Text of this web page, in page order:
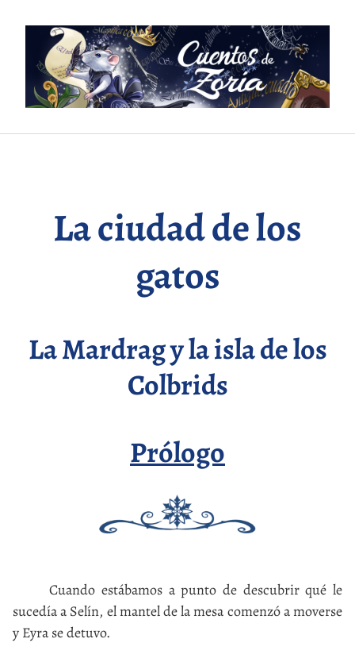
contenido
La ciudad de los
gatos
La Mardrag y la isla de los
Colbrids
Prólogo
Cuando estábamos a punto de descubrir qué le
sucedía a Selín, el mantel de la mesa comenzó a moverse
y Eyra se detuvo.